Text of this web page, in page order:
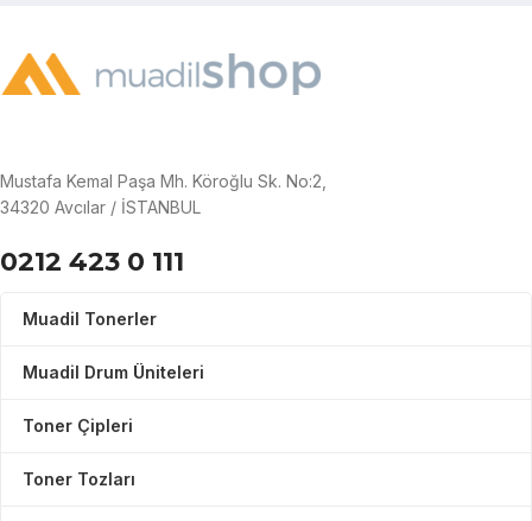
Mustafa Kemal Paşa Mh. Köroğlu Sk. No:2,
34320 Avcılar / İSTANBUL
0212 423 0 111
Muadil Tonerler
Muadil Drum Üniteleri
Toner Çipleri
Toner Tozları